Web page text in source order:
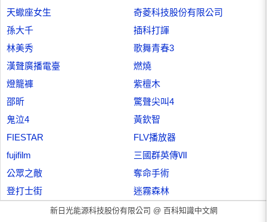
天蠍座女生
奇菱科技股份有限公司
孫大千
插科打諢
林美秀
歌舞青春3
漢聲廣播電臺
燃燒
燈籠褲
紫檀木
邵昕
驚聲尖叫4
鬼泣4
黃欽智
FIESTAR
FLV播放器
fujifilm
三國群英傳Ⅶ
公眾之敵
奪命手術
登打士街
迷霧森林
新日光能源科技股份有限公司 @ 百科知識中文網